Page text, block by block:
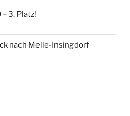
3. Platz!
nach Melle-Insingdorf